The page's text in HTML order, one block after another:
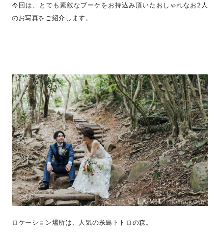
今回は、とても素敵なブーケをお持込み頂いたおしゃれなお2人
のお写真をご紹介します。
ロケーション場所は、人気の糸島トトロの森。